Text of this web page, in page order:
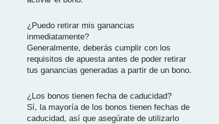
¿Puedo retirar mis ganancias
inmediatamente?
Generalmente, deberás cumplir con los
requisitos de apuesta antes de poder retirar
tus ganancias generadas a partir de un bono.
¿Los bonos tienen fecha de caducidad?
Sí, la mayoría de los bonos tienen fechas de
caducidad, así que asegúrate de utilizarlo